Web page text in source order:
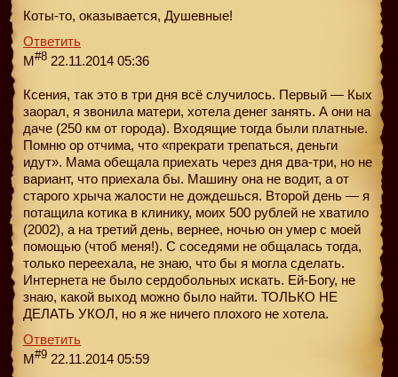
Коты-то, оказывается, Душевные!
Ответить
M#8 22.11.2014 05:36
Ксения, так это в три дня всё случилось. Первый — Кых
заорал, я звонила матери, хотела денег занять. А они на
даче (250 км от города). Входящие тогда были платные.
Помню ор отчима, что «прекрати трепаться, деньги
идут». Мама обещала приехать через дня два-три, но не
вариант, что приехала бы. Машину она не водит, а от
старого хрыча жалости не дождешься. Второй день — я
потащила котика в клинику, моих 500 рублей не хватило
(2002), а на третий день, вернее, ночью он умер с моей
помощью (чтоб меня!). С соседями не общалась тогда,
только переехала, не знаю, что бы я могла сделать.
Интернета не было сердобольных искать. Ей-Богу, не
знаю, какой выход можно было найти. ТОЛЬКО НЕ
ДЕЛАТЬ УКОЛ, но я же ничего плохого не хотела.
Ответить
M#9 22.11.2014 05:59